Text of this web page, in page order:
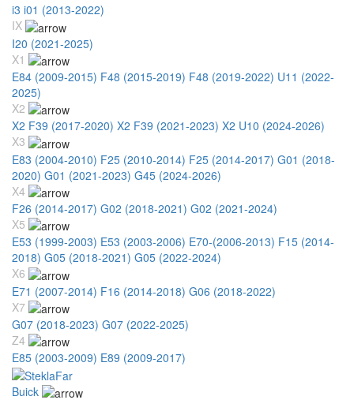
i3 i01 (2013-2022)
IX
I20 (2021-2025)
X1
E84 (2009-2015) F48 (2015-2019) F48 (2019-2022) U11 (2022-
2025)
X2
X2 F39 (2017-2020) X2 F39 (2021-2023) X2 U10 (2024-2026)
X3
E83 (2004-2010) F25 (2010-2014) F25 (2014-2017) G01 (2018-
2020) G01 (2021-2023) G45 (2024-2026)
X4
F26 (2014-2017) G02 (2018-2021) G02 (2021-2024)
X5
E53 (1999-2003) E53 (2003-2006) E70-(2006-2013) F15 (2014-
2018) G05 (2018-2021) G05 (2022-2024)
X6
E71 (2007-2014) F16 (2014-2018) G06 (2018-2022)
X7
G07 (2018-2023) G07 (2022-2025)
Z4
E85 (2003-2009) E89 (2009-2017)
Buick